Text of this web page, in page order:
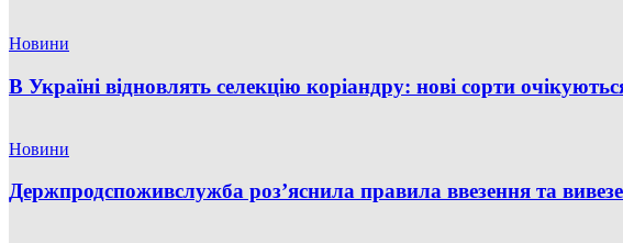
Новини
В Україні відновлять селекцію коріандру: нові сорти
Новини
Держпродспоживслужба роз’яснила правила ввезення та